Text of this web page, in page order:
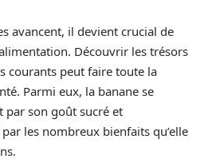
avancent, il devient crucial de
Découvrir les trésors
courants peut faire toute la
Parmi eux, la banane se
par son goût sucré et
les nombreux bienfaits qu’elle